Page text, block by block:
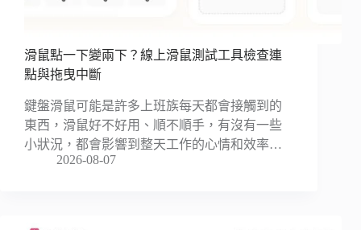
滑鼠點一下變兩下？線上滑鼠測試工具檢查連
點與拖曳中斷
鍵盤滑鼠可能是許多上班族每天都會接觸到的
東西，滑鼠好不好用、順不順手，有沒有一些
小狀況，都會影響到整天工作的心情和效率…
2026-08-07